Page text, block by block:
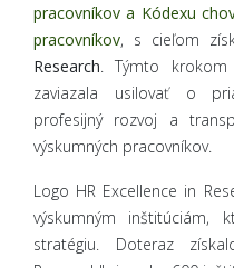
pracovníkov a Kódexu
pracovníkov, s cieľom
Research . Týmto
zaviazala usilovať o
profesijný rozvoj a
výskumných pracovníkov.
Logo HR Excellence in
výskumným inštitúciám,
stratégiu. Doteraz